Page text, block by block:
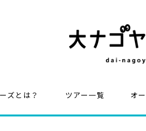
ズとは？ ツアー一覧 オ